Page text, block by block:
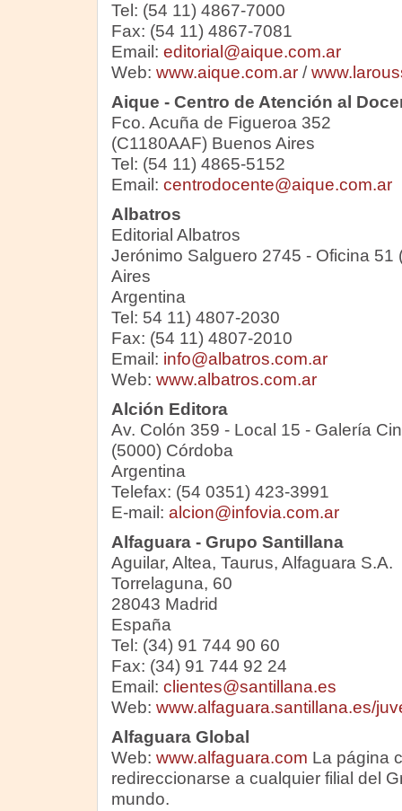
Tel: (54 11) 4867-7000
Fax: (54 11) 4867-7081
Email: editorial@aique.com.ar
Web: www.aique.com.ar/
Aique - Centro de Atención al
Fco. Acuña de Figueroa 352
(C1180AAF) Buenos Aires
Tel: (54 11) 4865-5152
Email: centrodocente@aique.com.ar
Albatros
Editorial Albatros
Jerónimo Salguero 2745 - Oficina 51
Aires
Argentina
Tel: 54 11) 4807-2030
Fax: (54 11) 4807-2010
Email: info@albatros.com.ar
Web: www.albatros.com.ar
Alción Editora
Av. Colón 359 - Local 15 - Galería
(5000) Córdoba
Argentina
Telefax: (54 0351) 423-3991
E-mail: alcion@infovia.com.ar
Alfaguara - Grupo Santillana
Aguilar, Altea, Taurus, Alfaguara S.A.
Torrelaguna, 60
28043 Madrid
España
Tel: (34) 91 744 90 60
Fax: (34) 91 744 92 24
Email: clientes@santillana.es
Web: www.alfaguara.santillana.es/
Alfaguara Global
Web: www.alfaguara.com La página
redireccionarse a cualquier filial del
mundo.